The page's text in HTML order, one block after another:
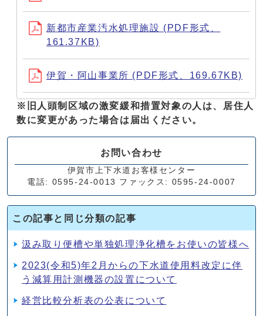
新都市産業汚水処理施設 (PDF形式、
161.37KB)
伊賀・阿山事業所 (PDF形式、169.67KB)
※旧人頭制区域の激変緩和措置対象の人は、居住人
数に変更があった場合は届出ください。
お問い合わせ
伊賀市上下水道お客様センター
電話: 0595-24-0013 ファックス: 0595-24-0007
この記事と同じ分類の記事
汲み取り便槽や単独処理浄化槽をお使いの皆様へ
2023(令和5)年2月からの下水道使用料改定に伴
う減算用計測機器の設置について
経営比較分析表の公表について